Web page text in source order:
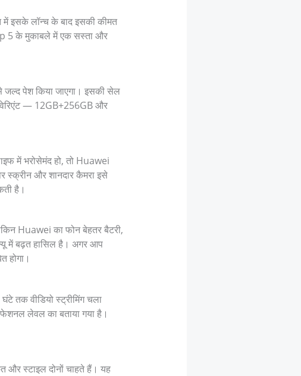
इसके लॉन्च के बाद इसकी कीमत
5 के मुकाबले में एक सस्ता और
जल्द पेश किया जाएगा। इसकी सेल
वेरिएंट — 12GB+256GB और
में भरोसेमंद हो, तो Huawei
स्क्रीन और शानदार कैमरा इसे
है।
Huawei का फोन बेहतर बैटरी,
में बढ़त हासिल है। अगर आप
होगा।
तक वीडियो स्ट्रीमिंग चला
लेवल का बताया गया है।
और स्टाइल दोनों चाहते हैं। यह